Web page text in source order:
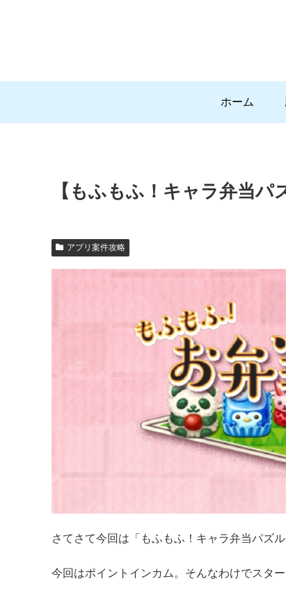
ホーム
【もふもふ！キャラ弁当パ
アプリ案件攻略
さてさて今回は「もふもふ！キャラ弁当パズ
今回はポイントインカム。そんなわけでスタ